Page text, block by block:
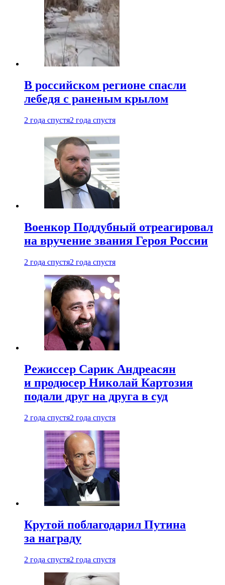
В российском регионе спасли
лебедя с раненым крылом
2 года спустя2 года спустя
Военкор Поддубный отреагировал
на вручение звания Героя России
2 года спустя2 года спустя
Режиссер Сарик Андреасян
и продюсер Николай Картозия
подали друг на друга в суд
2 года спустя2 года спустя
Крутой поблагодарил Путина
за награду
2 года спустя2 года спустя